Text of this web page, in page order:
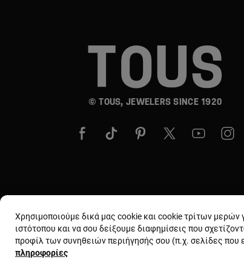
© TOUS, JEWELERS SINCE 1920
Χρησιμοποιούμε δικά μας cookie και cookie τρίτων μερών
ιστότοπου και να σου δείξουμε διαφημίσεις που
προφίλ των συνηθειών περιήγησής σου (π.χ. σελίδες που
πληροφορίες